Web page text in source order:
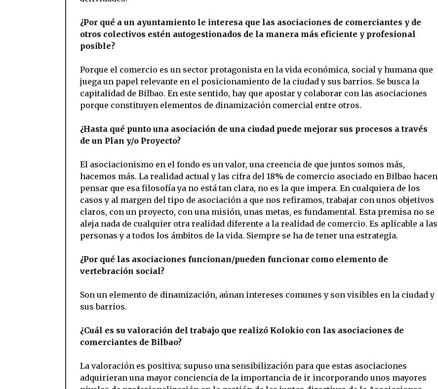
¿Por qué a un ayuntamiento le interesa que las asociaciones de comerciantes y de
otros colectivos estén autogestionados de la manera más eficiente y profesional
posible?
Porque el comercio es un sector protagonista en la vida económica, social y humana que
juega un papel relevante en el posicionamiento de la ciudad y sus barrios. Se busca la
capitalidad de Bilbao. En este sentido, hay que apostar y colaborar con las asociaciones
porque constituyen elementos de dinamización comercial entre otros.
¿Hasta qué punto una asociación de una ciudad puede mejorar sus procesos a través
de un Plan y/o Proyecto?
El asociacionismo en el fondo es un valor, una creencia de que juntos somos más,
hacemos más. La realidad actual y las cifra del 18% de comercio asociado en Bilbao hacen
pensar que esa filosofía ya no está tan clara, no es la que impera. En cualquiera de los
casos y al margen del tipo de asociación a que nos refiramos, trabajar con unos objetivos
claros, con un proyecto, con una misión, unas metas, es fundamental. Esta premisa no se
aleja nada de cualquier otra realidad diferente a la realidad de comercio. Es aplicable a las
personas y a todos los ámbitos de la vida. Siempre se ha de tener una estrategia.
¿Por qué las asociaciones funcionan/pueden funcionar como elemento de
vertebración social?
Son un elemento de dinamización, aúnan intereses comunes y son visibles en la ciudad y
sus barrios.
¿Cuál es su valoración del trabajo que realizó Kolokio con las asociaciones de
comerciantes de Bilbao?
La valoración es positiva; supuso una sensibilización para que estas asociaciones
adquirieran una mayor conciencia de la importancia de ir incorporando unos mayores